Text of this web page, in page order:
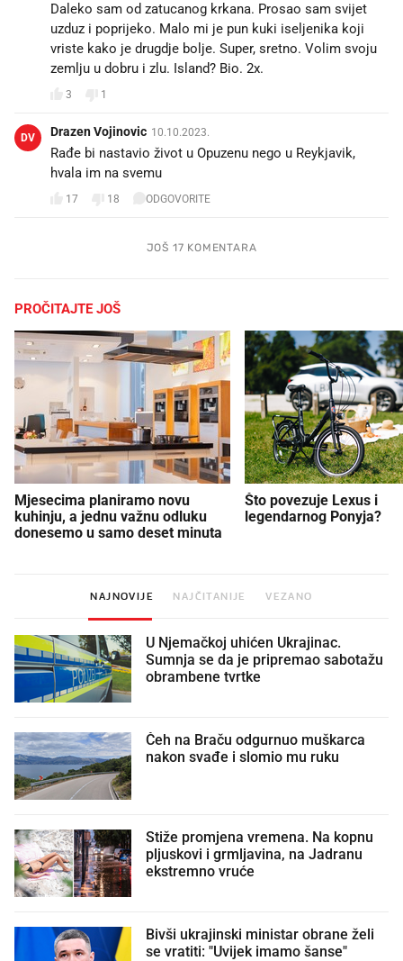
Daleko sam od zatucanog krkana. Prosao sam svijet
uzduz i poprijeko. Malo mi je pun kuki iseljenika koji
vriste kako je drugdje bolje. Super, sretno. Volim svoju
zemlju u dobru i zlu. Island? Bio. 2x.
3 1
DV Drazen Vojinovic 10.10.2023.
Rađe bi nastavio život u Opuzenu nego u Reykjavik,
hvala im na svemu
17 18 ODGOVORITE
JOŠ 17 KOMENTARA
PROČITAJTE JOŠ
Mjesecima planiramo novu
kuhinju, a jednu važnu odluku
donesemo u samo deset minuta
Što povezuje Lexus i
legendarnog Ponyja?
NAJNOVIJE NAJČITANIJE VEZANO
U Njemačkoj uhićen Ukrajinac.
Sumnja se da je pripremao sabotažu
obrambene tvrtke
Čeh na Braču odgurnuo muškarca
nakon svađe i slomio mu ruku
Stiže promjena vremena. Na kopnu
pljuskovi i grmljavina, na Jadranu
ekstremno vruće
Bivši ukrajinski ministar obrane želi
se vratiti: "Uvijek imamo šanse"